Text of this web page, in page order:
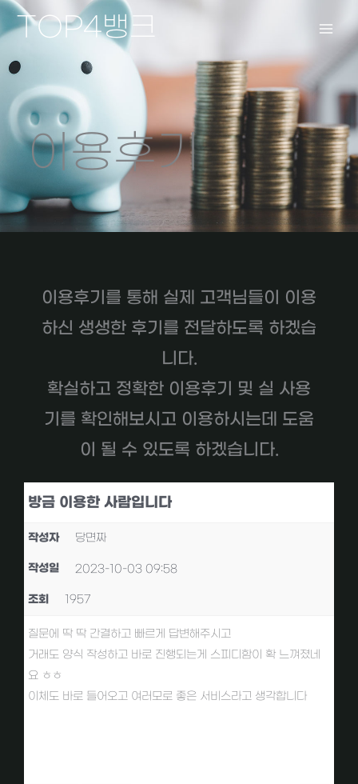
콘
텐
로
TOP4뱅크
이용후기
이용후기를 통해 실제 고객님들이 이용
하신 생생한 후기를 전달하도록 하겠습
니다.
확실하고 정확한 이용후기 및 실 사용
기를 확인해보시고 이용하시는데 도움
이 될 수 있도록 하겠습니다.
방금 이용한 사람입니다
작성자 당면짜
작성일 2023-10-03 09:58
조회 1957
질문에 딱 딱 간결하고 빠르게 답변해주시고
거래도 양식 작성하고 바로 진행되는게 스피디함이 확 느껴졌네
요 ㅎㅎ
이체도 바로 들어오고 여러모로 좋은 서비스라고 생각합니다